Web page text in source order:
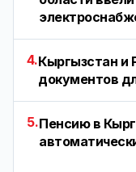
4.Кыргызстан и
документов
5.Пенсию в